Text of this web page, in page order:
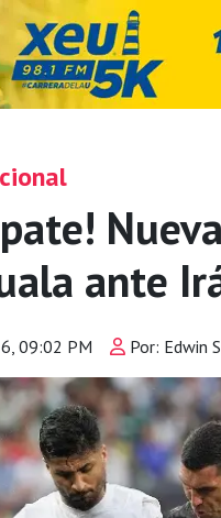
ante
09:02 PM Por: Edwin